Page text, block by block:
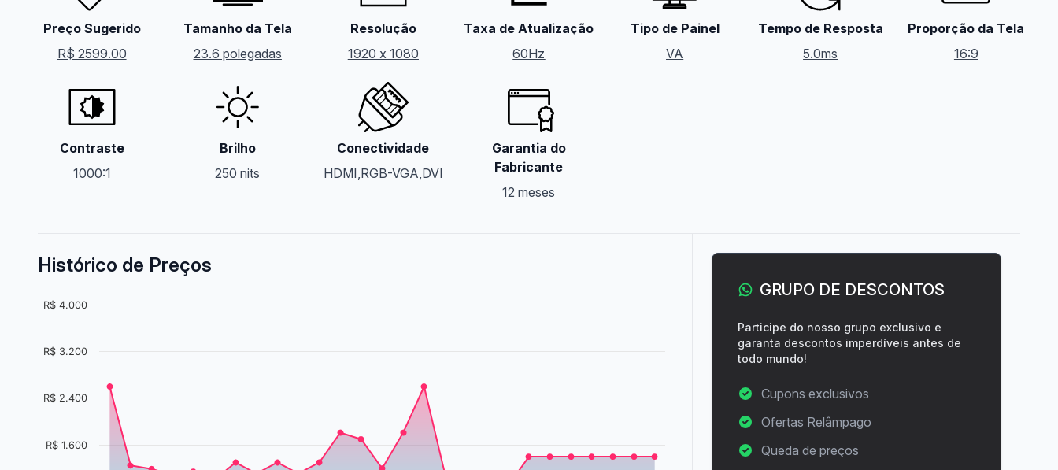
Preço Sugerido
R$ 2599.00
Tamanho da Tela
23.6 polegadas
Resolução
1920 x 1080
Taxa de Atualização
60Hz
Tipo de Painel
VA
Tempo de Resposta
5.0ms
Proporção da Tela
16:9
Contraste
1000:1
Brilho
250 nits
Conectividade
HDMI,RGB-VGA,DVI
Garantia do
Fabricante
12 meses
Histórico de Preços
R$ 1.600
R$ 2.400
R$ 3.200
R$ 4.000
GRUPO DE DESCONTOS
Participe do nosso grupo exclusivo e
garanta descontos imperdíveis antes de
todo mundo!
Cupons exclusivos
Ofertas Relâmpago
Queda de preços